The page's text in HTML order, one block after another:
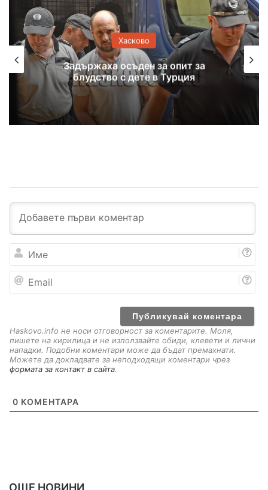
Хасково
Отложиха дело за отвличане заради
отпуските на двама адвокати
И
е
a
Haskovo.info не носи отговорност за коментарите. Моля,
пишете на кирилица и не използвайте обиди, клевети и лични
нападки. Подобни коментари може да бъдат премахнати.
Можете да докладвате за неподходящи коментари чрез
формата за контакт в сайта.
0 КОМЕНТАРА